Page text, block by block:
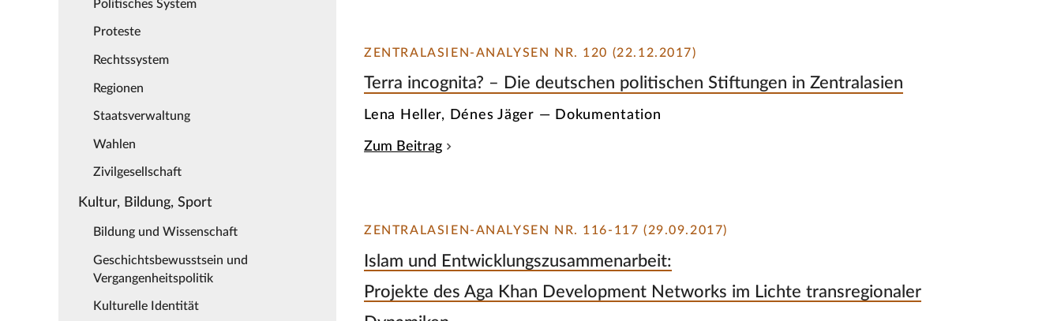
Politisches System
Proteste
Rechtssystem
Regionen
Staatsverwaltung
Wahlen
Zivilgesellschaft
Kultur, Bildung, Sport
Bildung und Wissenschaft
Geschichtsbewusstsein und
Vergangenheitspolitik
Kulturelle Identität
ZENTRALASIEN-ANALYSEN NR. 120 (22.12.2017)
Terra incognita? – Die deutschen politischen Stiftungen in Zentralasien
Lena Heller, Dénes Jäger — Dokumentation
Zum Beitrag
ZENTRALASIEN-ANALYSEN NR. 116-117 (29.09.2017)
Islam und Entwicklungszusammenarbeit:
Projekte des Aga Khan Development Networks im Lichte transregionaler